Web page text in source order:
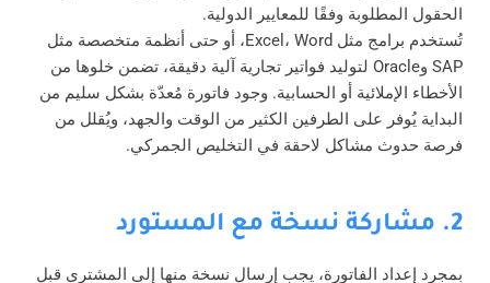
الحقول المطلوبة وفقًا للمعايير الدولية.
تُستخدم برامج مثل Excel، Word، أو حتى أنظمة متخصصة مثل
SAP وOracle لتوليد فواتير تجارية آلية دقيقة، تضمن خلوها من
الأخطاء الإملائية أو الحسابية. وجود فاتورة مُعدّة بشكل سليم من
البداية يُوفر على الطرفين الكثير من الوقت والجهد، ويُقلل من
فرصة حدوث مشاكل لاحقة في التخليص الجمركي.
2. مشاركة نسخة مع المستورد
بمجرد إعداد الفاتورة، يجب إرسال نسخة منها إلى المشتري قبل